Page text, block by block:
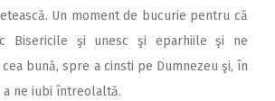
Un moment de bucurie pentru că
Bisericile şi unesc şi eparhiile şi ne
bună, spre a cinsti pe Dumnezeu şi, în
ne iubi întreolaltă.